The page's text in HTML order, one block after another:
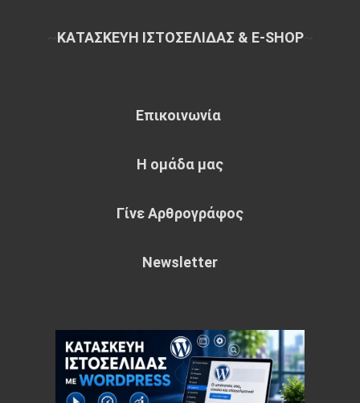
ΚΑΤΑΣΚΕΥΗ ΙΣΤΟΣΕΛΙΔΑΣ & E-SHOP~
Επικοινωνία
Η ομάδα μας
Γίνε Αρθρογράφος
Newsletter